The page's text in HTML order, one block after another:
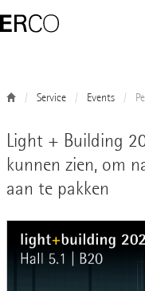
Service Events
Light + Building
kunnen zien, om
aan te pakken